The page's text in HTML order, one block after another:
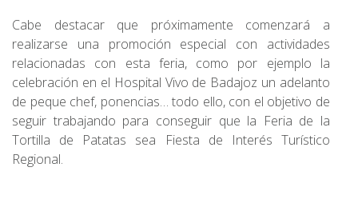
Cabe destacar que próximamente comenzará a
realizarse una promoción especial con actividades
relacionadas con esta feria, como por ejemplo la
celebración en el Hospital Vivo de Badajoz un adelanto
de peque chef, ponencias… todo ello, con el objetivo de
seguir trabajando para conseguir que la Feria de la
Tortilla de Patatas sea Fiesta de Interés Turístico
Regional.